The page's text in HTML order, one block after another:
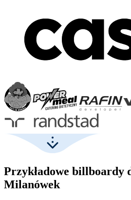
Przykładowe billboardy
Milanówek